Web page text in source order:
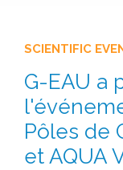
SCIENTIFIC
G-EAU a
Pôles de
et AQUA